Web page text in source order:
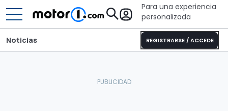
Para una experiencia
personalizada
REGISTRARSE / ACCEDE
Noticias